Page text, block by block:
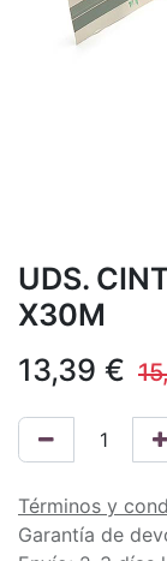
UDS.
X30M
13,39 €
Términos y
Garantía de